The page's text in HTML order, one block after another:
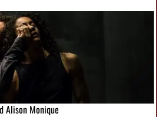
Alison Monique